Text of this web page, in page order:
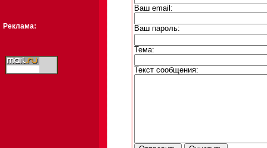
Реклама:
Ваш email:
Ваш пароль:
Тема:
Текст сообщения: